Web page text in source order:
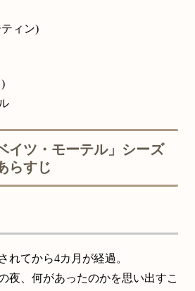
ィン)
イツ・モーテル」シーズ
らすじ
れてから4カ月が経過。
夜、何があったのかを思い出すこ